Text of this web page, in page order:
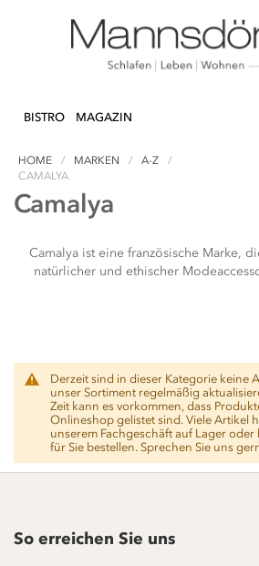
zum
BISTRO MAGAZIN
HOME MARKEN
A-Z
CAMALYA
Camalya
Camalya ist eine französische Marke,
natürlicher und ethischer
Derzeit sind in dieser Kategorie keine
unser Sortiment regelmäßig
Zeit kann es vorkommen, dass
Onlineshop gelistet sind. Viele Artikel
unserem Fachgeschäft auf Lager
für Sie bestellen. Sprechen Sie uns
So erreichen Sie uns